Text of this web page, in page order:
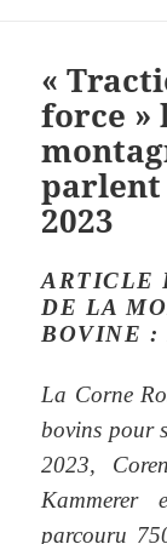
«
force »
parlent
2023
ARTICLE
DE LA
BOVINE :
La Corne
bovins pour
2023,
parcouru